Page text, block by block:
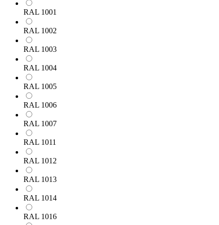
RAL 1001
RAL 1002
RAL 1003
RAL 1004
RAL 1005
RAL 1006
RAL 1007
RAL 1011
RAL 1012
RAL 1013
RAL 1014
RAL 1016